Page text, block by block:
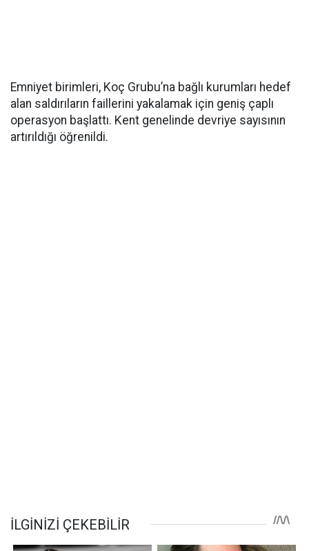
Emniyet birimleri, Koç Grubu’na bağlı kurumları hedef
alan saldırıların faillerini yakalamak için geniş çaplı
operasyon başlattı. Kent genelinde devriye sayısının
artırıldığı öğrenildi.